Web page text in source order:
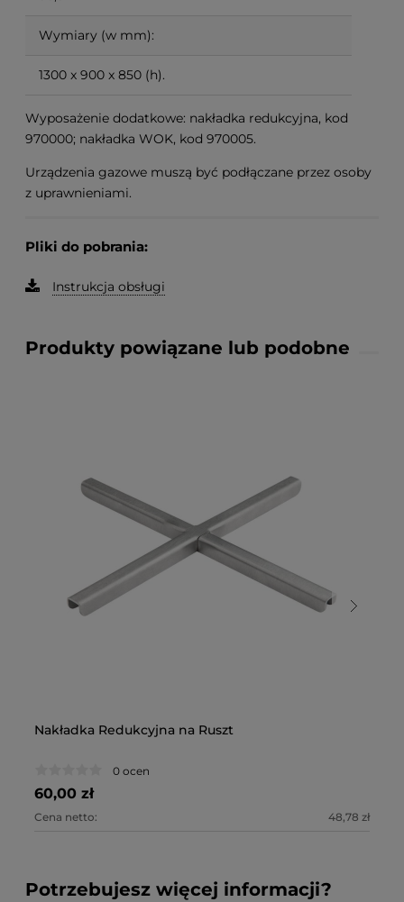
Wymiary (w mm):
1300 x 900 x 850 (h).
Wyposażenie dodatkowe: nakładka redukcyjna, kod
970000; nakładka WOK, kod 970005.
Urządzenia gazowe muszą być podłączane przez osoby
z uprawnieniami.
Pliki do pobrania:
Instrukcja obsługi
Produkty powiązane lub podobne
Nakładka Redukcyjna na Ruszt
0 ocen
60,00 zł
Cena netto: 48,78 zł
Potrzebujesz więcej informacji?